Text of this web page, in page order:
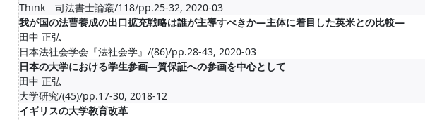
Think 司法書士論叢/118/pp.25-32, 2020-03
我が国の法曹養成の出口拡充戦略は誰が主導すべきか―主体に着目した英米との比較―
田中 正弘
日本法社会学会『法社会学』/(86)/pp.28-43, 2020-03
日本の大学における学生参画―質保証への参画を中心として
田中 正弘
大学研究/(45)/pp.17-30, 2018-12
イギリスの大学教育改革